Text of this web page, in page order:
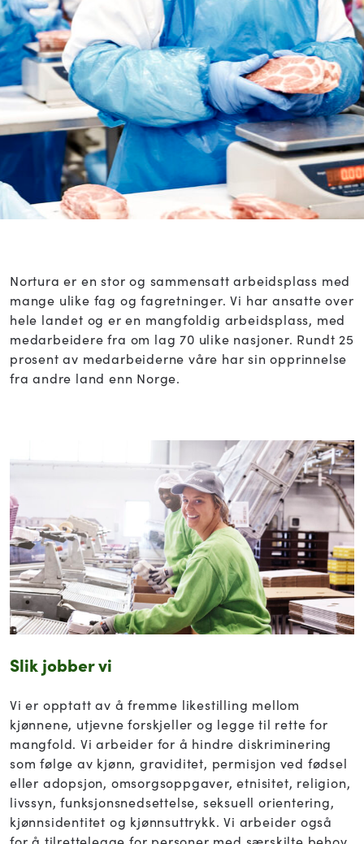
Nortura er en stor og sammensatt arbeidsplass med
mange ulike fag og fagretninger. Vi har ansatte over
hele landet og er en mangfoldig arbeidsplass, med
medarbeidere fra om lag 70 ulike nasjoner. Rundt 25
prosent av medarbeiderne våre har sin opprinnelse
fra andre land enn Norge.
Slik jobber vi
Vi er opptatt av å fremme likestilling mellom
kjønnene, utjevne forskjeller og legge til rette for
mangfold. Vi arbeider for å hindre diskriminering
som følge av kjønn, graviditet, permisjon ved fødsel
eller adopsjon, omsorgsoppgaver, etnisitet, religion,
livssyn, funksjonsnedsettelse, seksuell orientering,
kjønnsidentitet og kjønnsuttrykk. Vi arbeider også